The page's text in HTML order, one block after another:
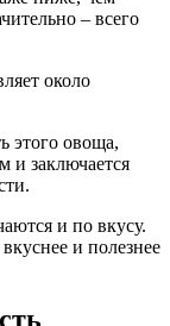
– всего
около
этого овоща,
и заключается
и по вкусу.
и полезнее